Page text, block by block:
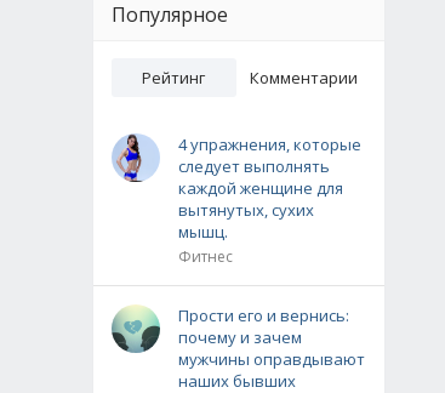
Популярное
Рейтинг Комментарии
4 упражнения, которые
следует выполнять
каждой женщине для
вытянутых, сухих
мышц.
Фитнес
Прости его и вернись:
почему и зачем
мужчины оправдывают
наших бывших